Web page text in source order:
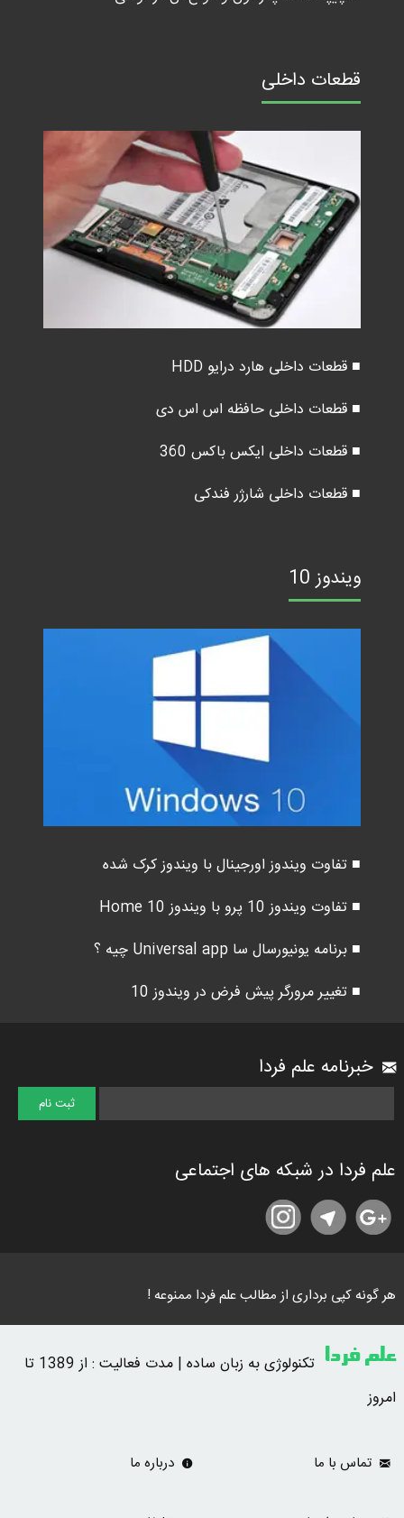
قطعات داخلی
■ قطعات داخلی هارد درایو HDD
■ قطعات داخلی حافظه اس اس دی
■ قطعات داخلی ایکس باکس 360
■ قطعات داخلی شارژر فندکی
ویندوز 10
■ تفاوت ویندوز اورجینال با ویندوز کرک شده
■ تفاوت ویندوز 10 پرو با ویندوز 10 Home
■ برنامه یونیورسال سا Universal app چیه ؟
■ تغییر مرورگر پیش فرض در ویندوز 10
خبرنامه علم فردا
علم فردا در شبکه های اجتماعی
هر گونه کپی برداری از مطالب علم فردا ممنوعه !
علم فردا
تکنولوژی به زبان ساده | مدت فعالیت : از 1389 تا
امروز
تماس با ما درباره ما